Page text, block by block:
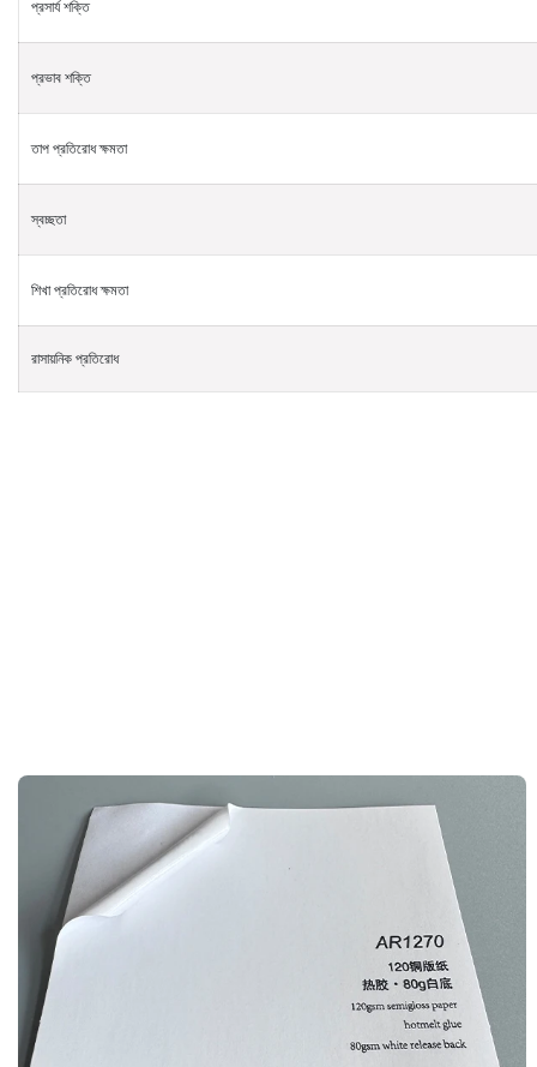
প্রসার্য শক্তি
প্রভাব শক্তি
তাপ প্রতিরোধ ক্ষমতা
স্বচ্ছতা
শিখা প্রতিরোধ ক্ষমতা
রাসায়নিক প্রতিরোধ